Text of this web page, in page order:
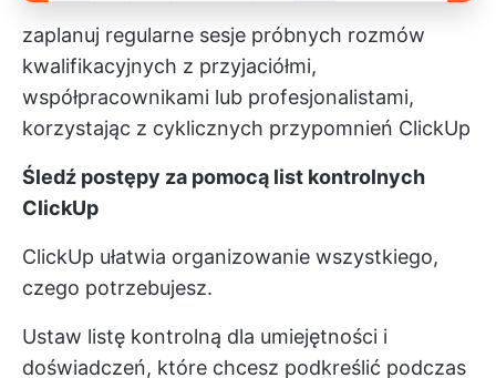
zaplanuj regularne sesje próbnych rozmów
kwalifikacyjnych z przyjaciółmi,
współpracownikami lub profesjonalistami,
korzystając z cyklicznych przypomnień ClickUp
Śledź postępy za pomocą list kontrolnych
ClickUp
ClickUp ułatwia organizowanie wszystkiego,
czego potrzebujesz.
Ustaw listę kontrolną dla umiejętności i
doświadczeń, które chcesz podkreślić podczas